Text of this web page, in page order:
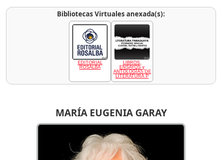
MARÍA EUGENIA GARAY
Bibliotecas Virtuales anexada(s):
EDITORIAL
ROSALBA
LIBROS,
ENSAYOS y
ANTOLOGÍAS DE
LITERATURA P